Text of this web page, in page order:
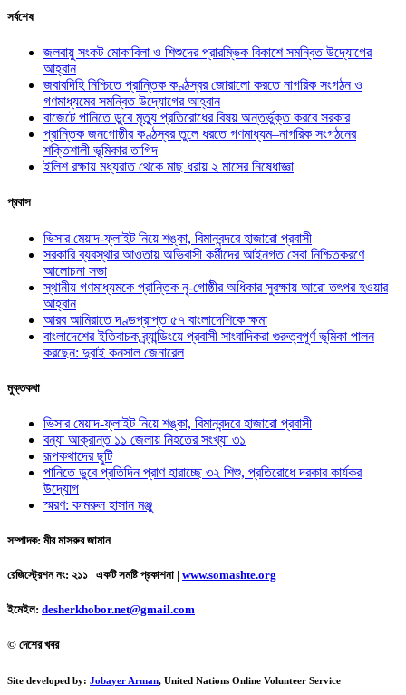
সর্বশেষ
জলবায়ু সংকট মোকাবিলা ও শিশুদের প্রারম্ভিক বিকাশে সমন্বিত উদ্যোগের
আহ্বান
জবাবদিহি নিশ্চিতে প্রান্তিক কণ্ঠস্বর জোরালো করতে নাগরিক সংগঠন ও
গণমাধ্যমের সমন্বিত উদ্যোগের আহ্বান
বাজেটে পানিতে ডুবে মৃত্যু প্রতিরোধের বিষয় অন্তর্ভুক্ত করবে সরকার
প্রান্তিক জনগোষ্ঠীর কণ্ঠস্বর তুলে ধরতে গণমাধ্যম–নাগরিক সংগঠনের
শক্তিশালী ভূমিকার তাগিদ
ইলিশ রক্ষায় মধ্যরাত থেকে মাছ ধরায় ২ মাসের নিষেধাজ্ঞা
প্রবাস
ভিসার মেয়াদ-ফ্লাইট নিয়ে শঙ্কা, বিমানবন্দরে হাজারো প্রবাসী
সরকারি ব্যবস্থার আওতায় অভিবাসী কর্মীদের আইনগত সেবা নিশ্চিতকরণে
আলোচনা সভা
স্থানীয় গণমাধ্যমকে প্রান্তিক নৃ-গোষ্ঠীর অধিকার সুরক্ষায় আরো তৎপর হওয়ার
আহ্বান
আরব আমিরাতে দণ্ডপ্রাপ্ত ৫৭ বাংলাদেশিকে ক্ষমা
বাংলাদেশের ইতিবাচক ব্র্যান্ডিংয়ে প্রবাসী সাংবাদিকরা গুরুত্বপূর্ণ ভূমিকা পালন
করছেন: দুবাই কনসাল জেনারেল
মুক্তকথা
ভিসার মেয়াদ-ফ্লাইট নিয়ে শঙ্কা, বিমানবন্দরে হাজারো প্রবাসী
বন্যা আক্রান্ত ১১ জেলায় নিহতের সংখ্যা ৩১
রূপকথাদের ছুটি
পানিতে ডুবে প্রতিদিন প্রাণ হারাচ্ছে ৩২ শিশু, প্রতিরোধে দরকার কার্যকর
উদ্যোগ
স্মরণ: কামরুল হাসান মঞ্জু
সম্পাদক: মীর মাসরুর জামান
রেজিস্ট্রেশন নং: ২১১ | একটি সমষ্টি প্রকাশনা | www.somashte.org
ইমেইল: desherkhobor.net@gmail.com
© দেশের খবর
Site developed by: Jobayer Arman, United Nations Online Volunteer Service